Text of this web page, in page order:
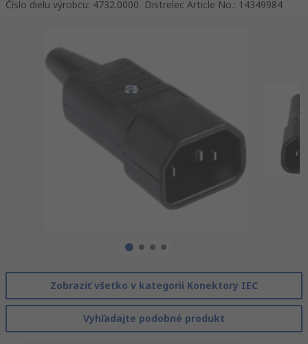
Číslo dielu výrobcu: 4732.0000 Distrelec Article No.: 14349984
Zobraziť všetko v kategorii Konektory IEC
Vyhľadajte podobné produkt